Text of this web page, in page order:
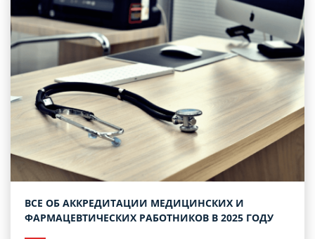
ВСЕ ОБ АККРЕДИТАЦИИ МЕДИЦИНСКИХ И
ФАРМАЦЕВТИЧЕСКИХ РАБОТНИКОВ В 2025 ГОДУ